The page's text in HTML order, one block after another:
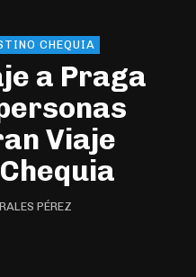
CHEQUIA
a Praga
Viaje
PÉREZ